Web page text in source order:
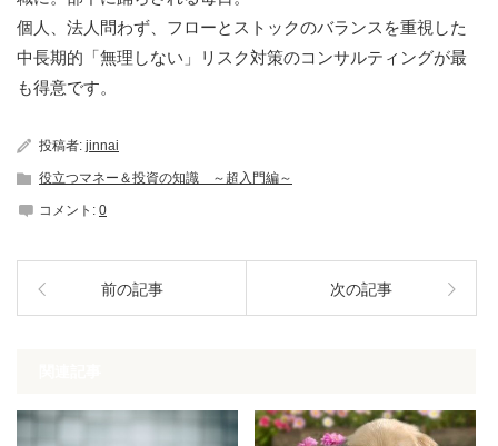
個人、法人問わず、フローとストックのバランスを重視した
中長期的「無理しない」リスク対策のコンサルティングが最
も得意です。
投稿者: jinnai
役立つマネー＆投資の知識 ～超入門編～
コメント: 0
前の記事 次の記事